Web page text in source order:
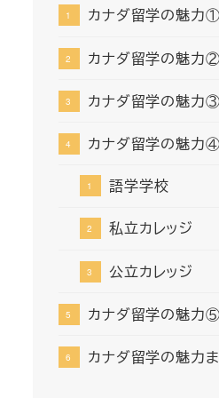
カナダ留学の魅力
カナダ留学の魅力
カナダ留学の魅力
カナダ留学の魅力
語学学校
私立カレッジ
公立カレッジ
カナダ留学の魅力⑤
カナダ留学の魅力